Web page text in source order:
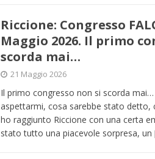
Riccione: Congresso
Maggio 2026. Il primo
scorda mai…
21 Maggio 2026
Il primo congresso non si scorda
aspettarmi, cosa sarebbe stato detto,
ho raggiunto Riccione con una certa
stato tutto una piacevole sorpresa, un